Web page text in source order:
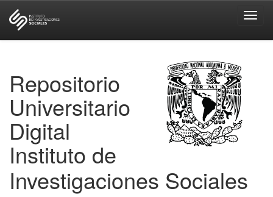
Repositorio
Universitario
Digital
Instituto de
Investigaciones Sociales